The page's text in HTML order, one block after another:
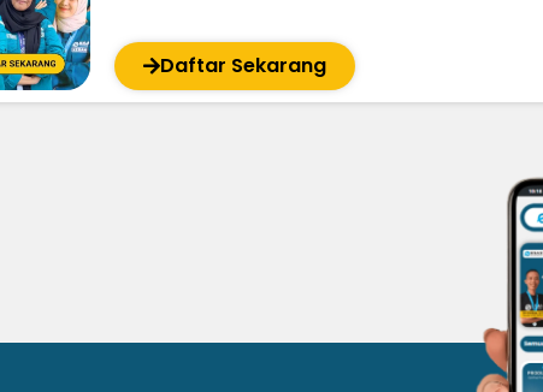
Daftar Sekarang